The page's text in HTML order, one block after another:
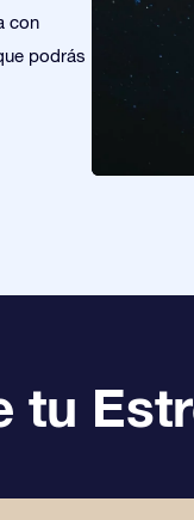
con
podrás
tu